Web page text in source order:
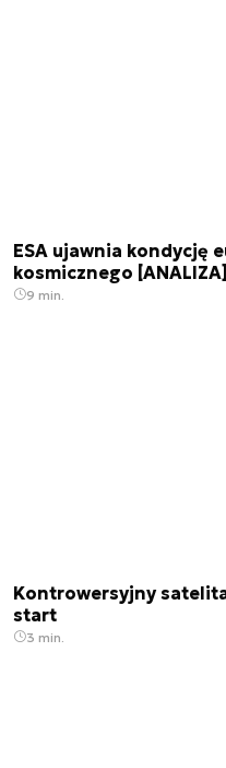
ESA ujawnia kondycję
kosmicznego [ANALIZA]
9 min.
Kontrowersyjny
start
3 min.